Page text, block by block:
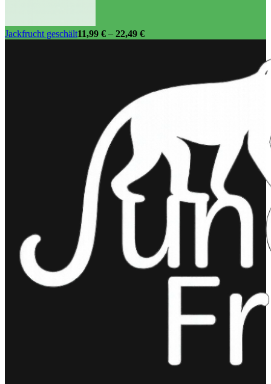
Jackfrucht geschält11,99 € – 22,49 €